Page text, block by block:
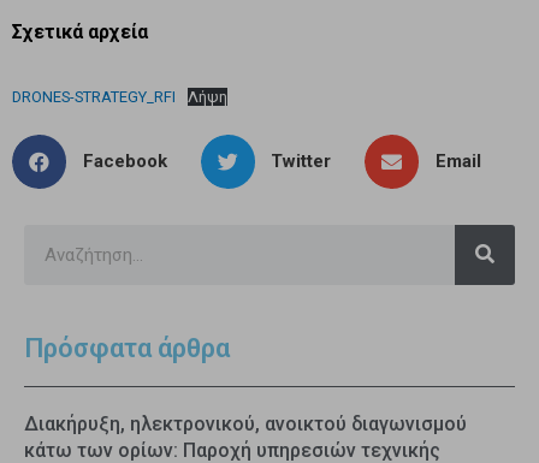
Σχετικά αρχεία
DRONES-STRATEGY_RFI Λήψη
Facebook Twitter Email
Πρόσφατα άρθρα
Διακήρυξη, ηλεκτρονικού, ανοικτού διαγωνισμού
κάτω των ορίων: Παροχή υπηρεσιών τεχνικής